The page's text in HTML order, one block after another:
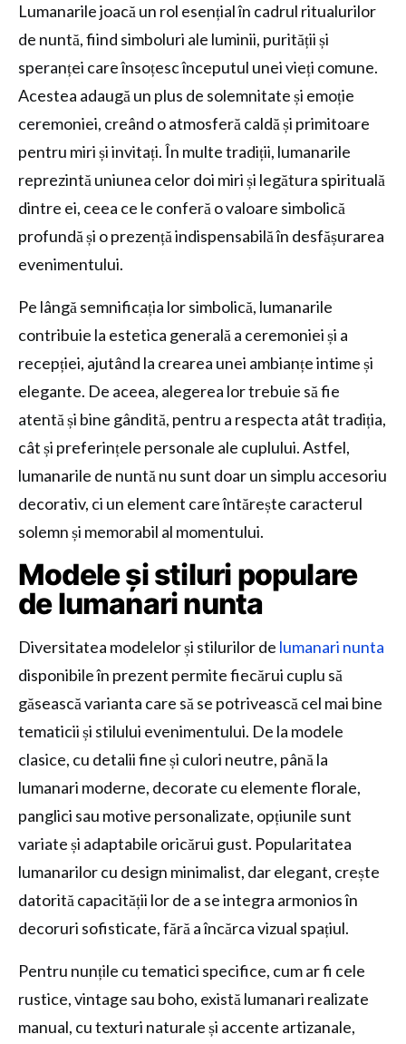
Lumanarile joacă un rol esențial în cadrul ritualurilor
de nuntă, fiind simboluri ale luminii, purității și
speranței care însoțesc începutul unei vieți comune.
Acestea adaugă un plus de solemnitate și emoție
ceremoniei, creând o atmosferă caldă și primitoare
pentru miri și invitați. În multe tradiții, lumanarile
reprezintă uniunea celor doi miri și legătura spirituală
dintre ei, ceea ce le conferă o valoare simbolică
profundă și o prezență indispensabilă în desfășurarea
evenimentului.
Pe lângă semnificația lor simbolică, lumanarile
contribuie la estetica generală a ceremoniei și a
recepției, ajutând la crearea unei ambianțe intime și
elegante. De aceea, alegerea lor trebuie să fie
atentă și bine gândită, pentru a respecta atât tradiția,
cât și preferințele personale ale cuplului. Astfel,
lumanarile de nuntă nu sunt doar un simplu accesoriu
decorativ, ci un element care întărește caracterul
solemn și memorabil al momentului.
Modele și stiluri populare
de lumanari nunta
Diversitatea modelelor și stilurilor de lumanari nunta
disponibile în prezent permite fiecărui cuplu să
găsească varianta care să se potrivească cel mai bine
tematicii și stilului evenimentului. De la modele
clasice, cu detalii fine și culori neutre, până la
lumanari moderne, decorate cu elemente florale,
panglici sau motive personalizate, opțiunile sunt
variate și adaptabile oricărui gust. Popularitatea
lumanarilor cu design minimalist, dar elegant, crește
datorită capacității lor de a se integra armonios în
decoruri sofisticate, fără a încărca vizual spațiul.
Pentru nunțile cu tematici specifice, cum ar fi cele
rustice, vintage sau boho, există lumanari realizate
manual, cu texturi naturale și accente artizanale,